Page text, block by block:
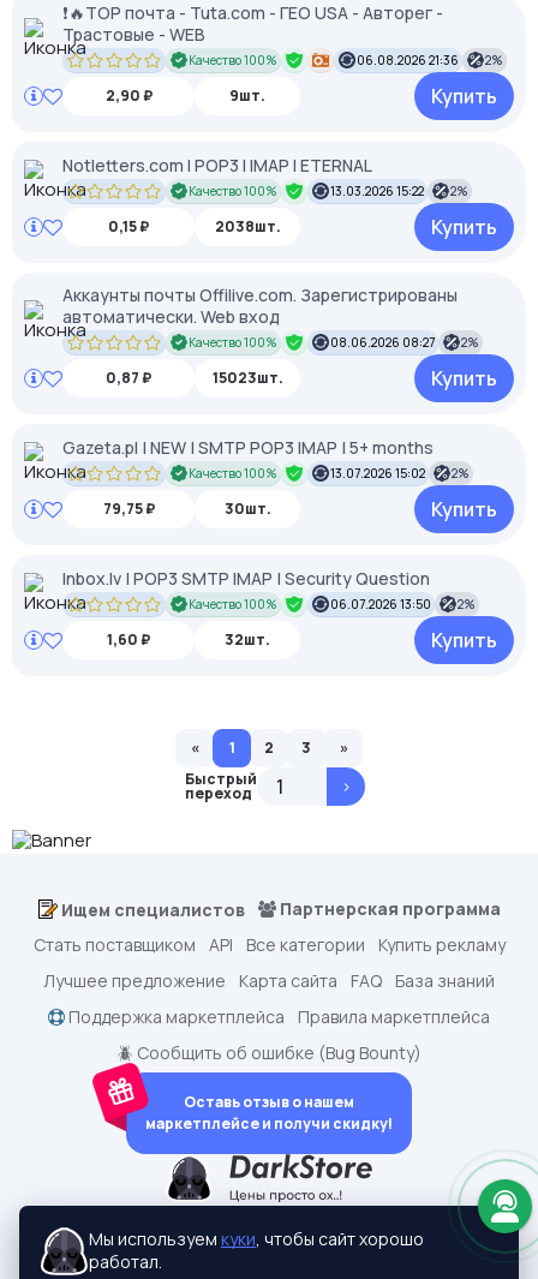
❗️🔥TOP почта - Tuta.com - ГЕО USA - Авторег -
Трастовые - WEB
Качество 100% 06.08.2026 21:36 2%
2,90 ₽ 9шт. Купить
Notletters.com l POP3 I IMAP I ETERNAL
Качество 100% 13.03.2026 15:22 2%
0,15 ₽ 2038шт. Купить
Аккаунты почты Offilive.com. Зарегистрированы
автоматически. Web вход
Качество 100% 08.06.2026 08:27 2%
0,87 ₽ 15023шт. Купить
Gazeta.pl | NEW | SMTP POP3 IMAP | 5+ months
Качество 100% 13.07.2026 15:02 2%
79,75 ₽ 30шт. Купить
Inbox.lv | POP3 SMTP IMAP | Security Question
Качество 100% 06.07.2026 13:50 2%
1,60 ₽ 32шт. Купить
« 1 2 3
»
Быстрый
переход >
dark.shopping - Маркетплейс аккаунтов
2015-2026 © dark.shopping
Актуальные адреса:
Ищем специалистов
Партнерская программа
Стать поставщиком
API Все категории
Купить рекламу
Лучшее предложение
Карта сайта FAQ
База знаний
Поддержка маркетплейса
Правила маркетплейса
🪲 Сообщить об ошибке (Bug Bounty)
Оставь отзыв о нашем
маркетплейсе и получи скидку!
Мы используем куки, чтобы сайт хорошо
работал.